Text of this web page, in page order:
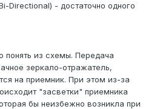
Directional) - достаточно одного
понять из схемы. Передача
зеркало-отражатель,
на приемник. При этом из-за
"засветки" приемника
бы неизбежно возникла при